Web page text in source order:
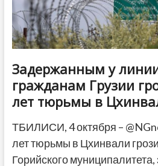
выборах
Задержанным у
гражданам Грузии
лет тюрьмы в
ТБИЛИСИ, 4 октября –
лет тюрьмы в Цхинвали
Горийского